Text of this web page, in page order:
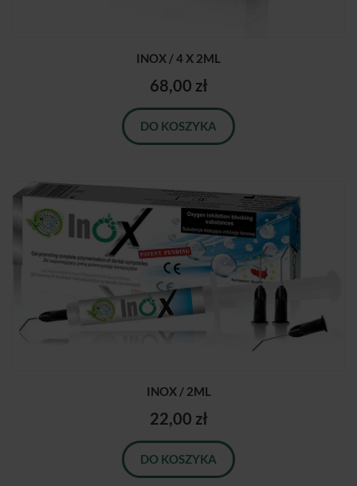
INOX / 4 X 2ML
68,00 zł
DO KOSZYKA
INOX / 2ML
22,00 zł
DO KOSZYKA